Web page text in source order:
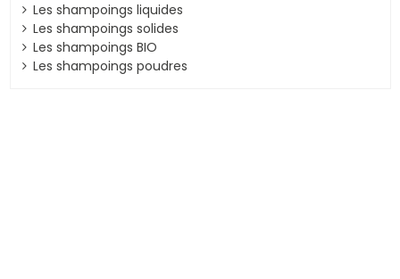
Les shampoings liquides
Les shampoings solides
Les shampoings BIO
Les shampoings poudres